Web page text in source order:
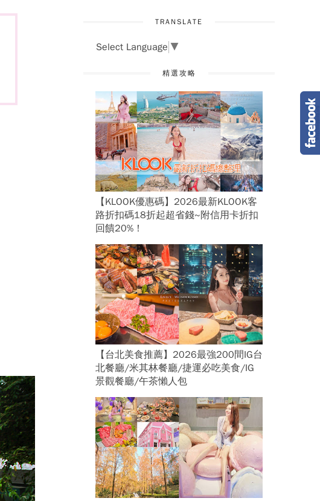
TRANSLATE
Select Language ▼
精選攻略
【KLOOK優惠碼】2026最新KLOOK客
路折扣碼18折起超省錢~附信用卡折扣
回饋20%！
【台北美食推薦】2026最強200間IG台
北餐廳/米其林餐廳/捷運必吃美食/IG
景觀餐廳/午茶懶人包